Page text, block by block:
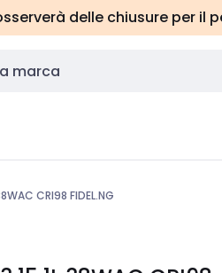
delle chiusure per il
CRI98 FIDEL.NG